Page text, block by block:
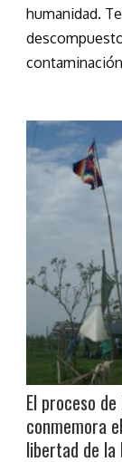
humanidad.
El proceso
conmemora
libertad de